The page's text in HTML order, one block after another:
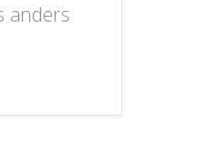
anders